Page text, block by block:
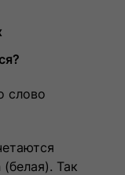
слово
Так